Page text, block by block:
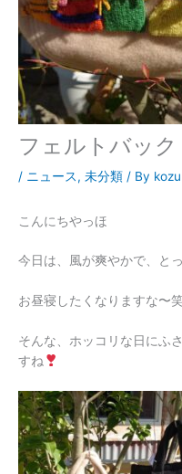
フェルトバック
/ ニュース, 未分類 / By
こんにちやっほ
今日は、風が爽やかで、と
お昼寝したくなりますな〜
そんな、ホッコリな日にふ
すね